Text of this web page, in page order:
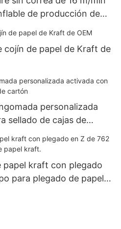
de producción de
cojín de papel de Kraft de
personalizada
sellado de cajas de
papel kraft con plegado
para plegado de papel